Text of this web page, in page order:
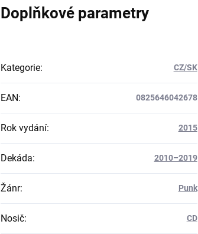
Doplňkové parametry
Kategorie: CZ/SK
EAN: 0825646042678
Rok vydání: 2015
Dekáda: 2010–2019
Žánr: Punk
Nosič: CD